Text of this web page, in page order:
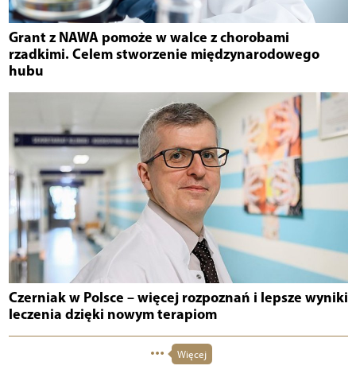
Grant z NAWA pomoże w walce z chorobami
rzadkimi. Celem stworzenie międzynarodowego
hubu
Czerniak w Polsce – więcej rozpoznań i lepsze wyniki
leczenia dzięki nowym terapiom
Więcej